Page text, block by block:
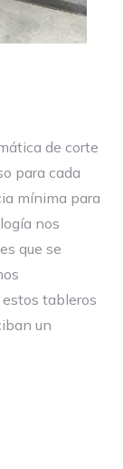
de corte
para cada
mínima para
nos
que se
tableros
un